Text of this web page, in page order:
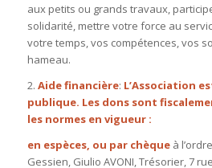
aux petits ou grands travaux,
solidarité, mettre votre force au
votre temps, vos compétences, vos
hameau.
2. Aide financière: L’Association
publique. Les dons sont
les normes en vigueur :
en espèces, ou par chèqueà
Gessien, Giulio AVONI, Trésorier, 7